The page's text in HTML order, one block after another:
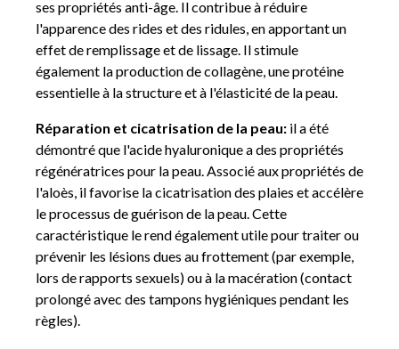
ses propriétés anti-âge. Il contribue à réduire
l'apparence des rides et des ridules, en apportant un
effet de remplissage et de lissage. Il stimule
également la production de collagène, une protéine
essentielle à la structure et à l'élasticité de la peau.
Réparation et cicatrisation de la peau: il a été
démontré que l'acide hyaluronique a des propriétés
régénératrices pour la peau. Associé aux propriétés de
l'aloès, il favorise la cicatrisation des plaies et accélère
le processus de guérison de la peau. Cette
caractéristique le rend également utile pour traiter ou
prévenir les lésions dues au frottement (par exemple,
lors de rapports sexuels) ou à la macération (contact
prolongé avec des tampons hygiéniques pendant les
règles).